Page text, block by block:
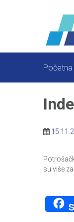
Početna
su više